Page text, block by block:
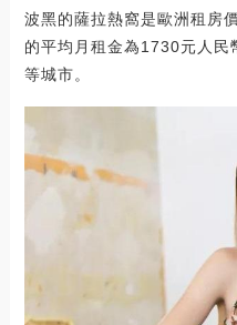
波黑的薩拉熱窩是歐洲租房
的平均月租金為1730元人民
等城市。